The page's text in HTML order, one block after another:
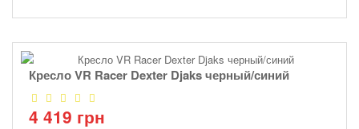
Кресло VR Racer Dexter Djaks черный/синий
4 419 грн